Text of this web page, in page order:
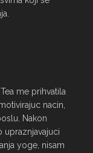
me prihvatila
nacin,
Nakon
upraznjavajuci
yoge, nisam